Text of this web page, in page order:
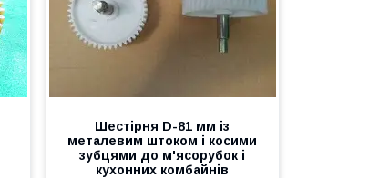
Шестірня D-81 мм із
металевим штоком і косими
зубцями до м'ясорубок і
кухонних комбайнів